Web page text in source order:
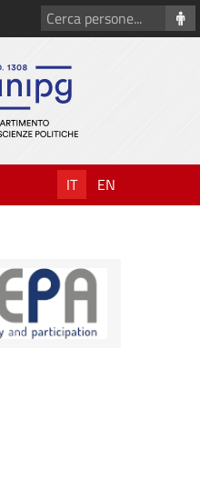
Cerca
persone
IT EN